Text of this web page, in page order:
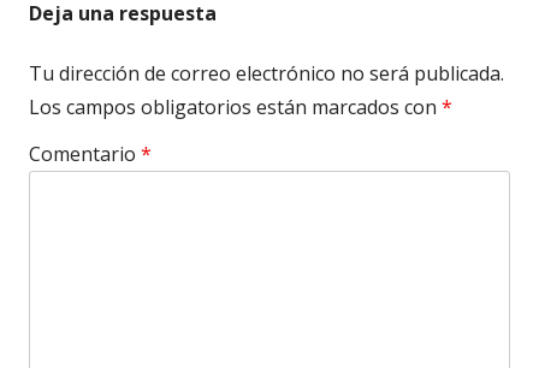
Deja una respuesta
Tu dirección de correo electrónico no será publicada.
Los campos obligatorios están marcados con *
Comentario *